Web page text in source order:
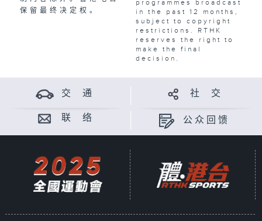
保留最终决定权。
programmes broadcast
in the past 12 months,
subject to copyright
restrictions. RTHK
reserves the right to
make the final
decision.
交 通 社 交
联 络 公众回馈